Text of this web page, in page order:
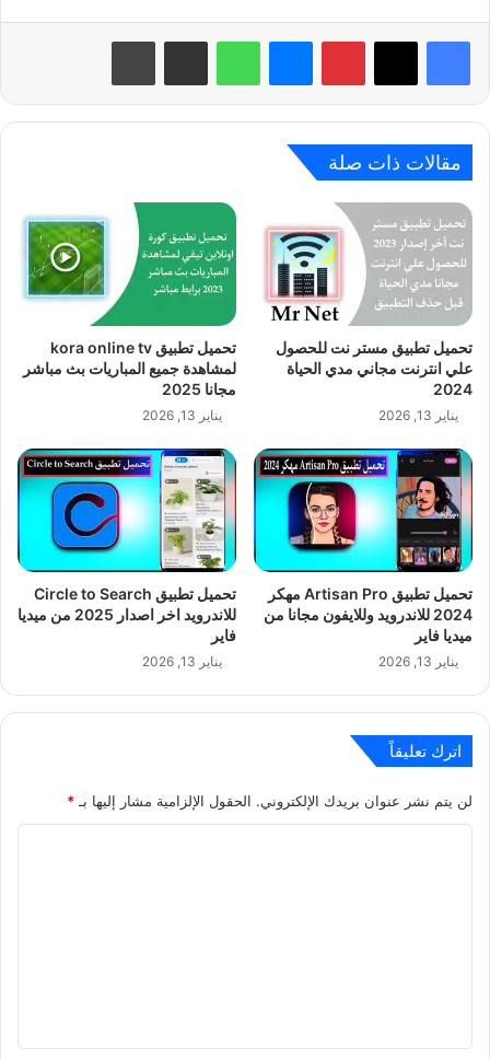
بينتيريست واتساب
مقالات ذات صلة
تحميل تطبيق مستر نت للحصول
علي انترنت مجاني مدي الحياة
2024
يناير 13, 2026
تحميل تطبيق kora online tv
لمشاهدة جميع المباريات بث مباشر
مجانا 2025
يناير 13, 2026
تحميل تطبيق Artisan Pro مهكر
2024 للاندرويد وللايفون مجانا من
ميديا فاير
يناير 13, 2026
تحميل تطبيق Circle to Search
للاندرويد اخر اصدار 2025 من ميديا
فاير
يناير 13, 2026
اترك تعليقاً
لن يتم نشر عنوان بريدك الإلكتروني. الحقول الإلزامية مشار إليها بـ *